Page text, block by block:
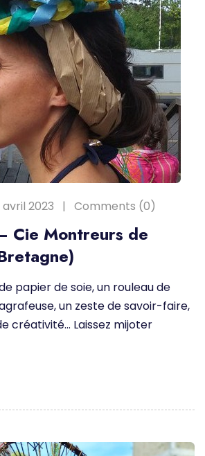
avril 2023 Comments (0)
Cie Montreurs de
papier de soie, un rouleau de
un zeste de savoir-faire,
créativité… Laissez mijoter